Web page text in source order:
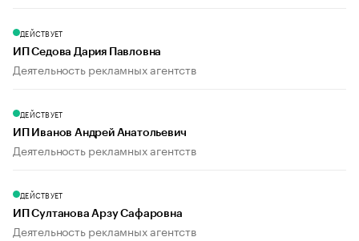
ДЕЙСТВУЕТ
ИП Седова Дария Павловна
Деятельность рекламных агентств
ДЕЙСТВУЕТ
ИП Иванов Андрей Анатольевич
Деятельность рекламных агентств
ДЕЙСТВУЕТ
ИП Султанова Арзу Сафаровна
Деятельность рекламных агентств